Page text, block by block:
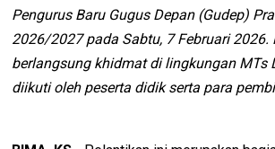
Pengurus Baru Gugus Depan (Gudep)
2026/2027 pada Sabtu, 7 Februari 2026.
berlangsung khidmat di lingkungan MTs
diikuti oleh peserta didik serta para